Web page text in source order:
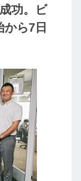
功。ビ
ら7日